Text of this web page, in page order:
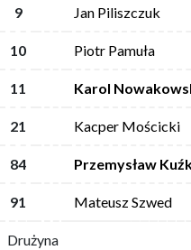
9 Jan Piliszczuk
10 Piotr Pamuła
11 Karol
21 Kacper Mościcki
84 Przemysław
91 Mateusz Szwed
Drużyna
9 Jan Piliszczuk
10 Piotr Pamuła
11 Karol
21 Kacper Mościcki
84 Przemysław
91 Mateusz Szwed
Drużyna